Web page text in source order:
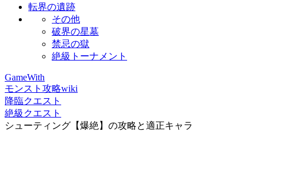
転界の遺跡
その他
破界の星墓
禁忌の獄
絶級トーナメント
GameWith
モンスト攻略wiki
降臨クエスト
絶級クエスト
シューティング【爆絶】の攻略と適正キャラ